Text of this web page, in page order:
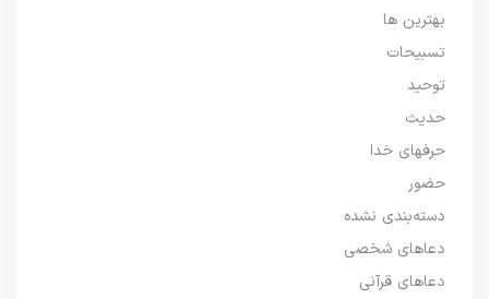
بهترین ها
تسبیحات
توحید
حدیث
حرفهای خدا
حضور
دسته‌بندی نشده
دعاهای شخصی
دعاهای قرآنی